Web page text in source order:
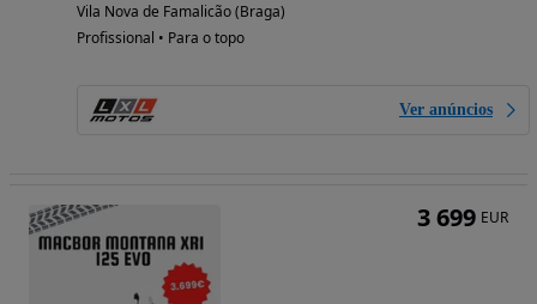
Vila Nova de Famalicão (Braga)
Profissional • Para o topo
Ver anúncios
3 699 EUR